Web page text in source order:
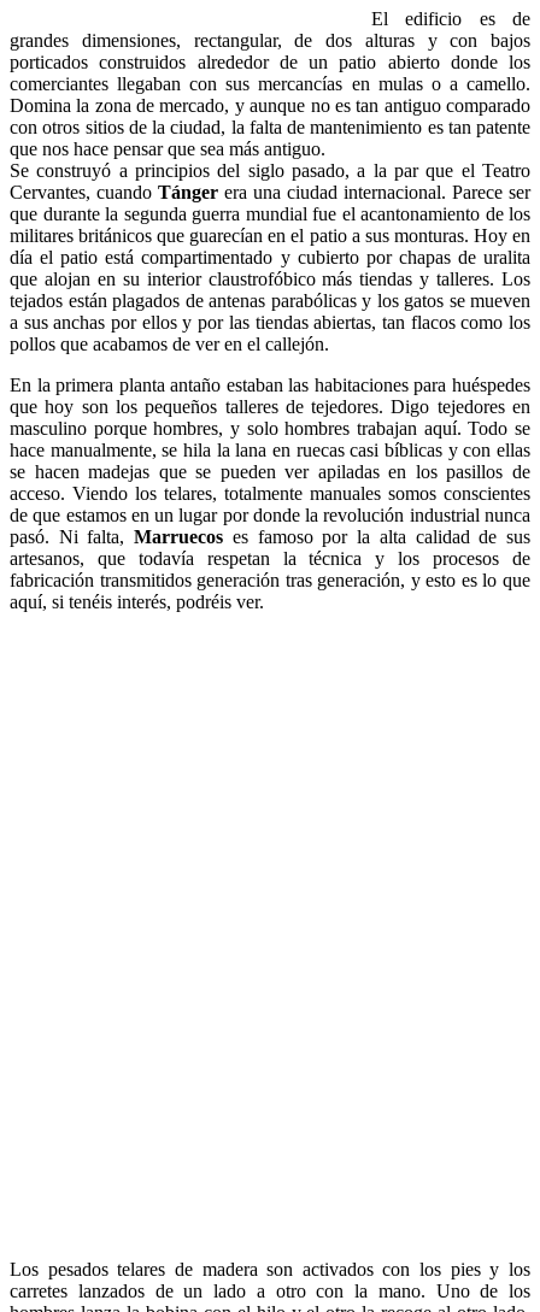
El edificio es de
grandes dimensiones, rectangular, de dos alturas y con bajos
porticados construidos alrededor de un patio abierto donde los
comerciantes llegaban con sus mercancías en mulas o a camello.
Domina la zona de mercado, y aunque no es tan antiguo comparado
con otros sitios de la ciudad, la falta de mantenimiento es tan patente
que nos hace pensar que sea más antiguo.
Se construyó a principios del siglo pasado, a la par que el Teatro
Cervantes, cuando Tánger era una ciudad internacional. Parece ser
que durante la segunda guerra mundial fue el acantonamiento de los
militares británicos que guarecían en el patio a sus monturas. Hoy en
día el patio está compartimentado y cubierto por chapas de uralita
que alojan en su interior claustrofóbico más tiendas y talleres. Los
tejados están plagados de antenas parabólicas y los gatos se mueven
a sus anchas por ellos y por las tiendas abiertas, tan flacos como los
pollos que acabamos de ver en el callejón.
En la primera planta antaño estaban las habitaciones para huéspedes
que hoy son los pequeños talleres de tejedores. Digo tejedores en
masculino porque hombres, y solo hombres trabajan aquí. Todo se
hace manualmente, se hila la lana en ruecas casi bíblicas y con ellas
se hacen madejas que se pueden ver apiladas en los pasillos de
acceso. Viendo los telares, totalmente manuales somos conscientes
de que estamos en un lugar por donde la revolución industrial nunca
pasó. Ni falta,Marruecos es famoso por la alta calidad de sus
artesanos, que todavía respetan la técnica y los procesos de
fabricación transmitidos generación tras generación, y esto es lo que
aquí, si tenéis interés, podréis ver.
Los pesados telares de madera son activados con los pies y los
carretes lanzados de un lado a otro con la mano. Uno de los